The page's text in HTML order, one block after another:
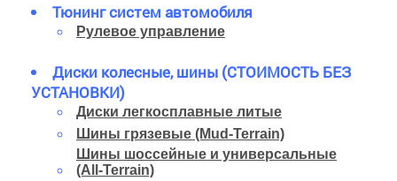
Тюнинг систем автомобиля
Рулевое управление
Диски колесные, шины (СТОИМОСТЬ БЕЗ
УСТАНОВКИ)
Диски легкосплавные литые
Шины грязевые (Mud-Terrain)
Шины шоссейные и универсальные
(All-Terrain)